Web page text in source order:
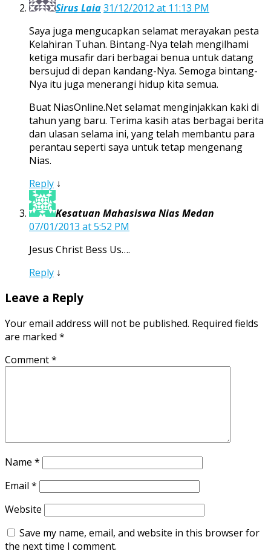
Sirus Laia31/12/2012 at 11:13 PM
Saya juga mengucapkan selamat merayakan pesta
Kelahiran Tuhan. Bintang-Nya telah mengilhami
ketiga musafir dari berbagai benua untuk datang
bersujud di depan kandang-Nya. Semoga bintang-
Nya itu juga menerangi hidup kita semua.
Buat NiasOnline.Net selamat menginjakkan kaki di
tahun yang baru. Terima kasih atas berbagai berita
dan ulasan selama ini, yang telah membantu para
perantau seperti saya untuk tetap mengenang
Nias.
Reply ↓
Kesatuan Mahasiswa Nias Medan
07/01/2013 at 5:52 PM
Jesus Christ Bess Us….
Reply ↓
Leave a Reply
Your email address will not be published. Required fields
are marked *
Comment*
Name *
Email *
Website
Save my name, email, and website in this browser for
the next time I comment.